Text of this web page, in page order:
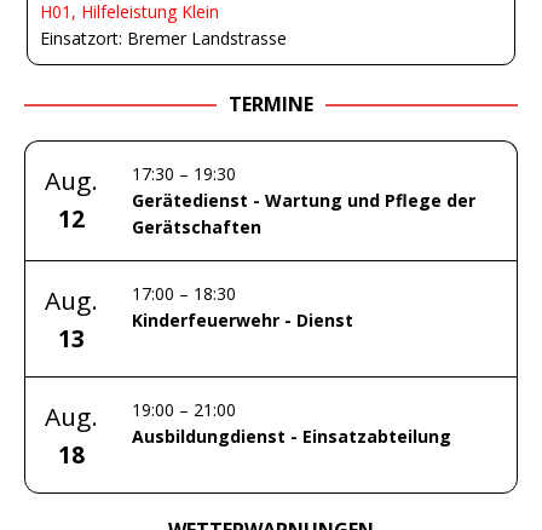
H01, Hilfeleistung Klein
Einsatzort: Bremer Landstrasse
TERMINE
Aug.
12
17:30 – 19:30
Gerätedienst - Wartung und Pflege der
Gerätschaften
Aug.
13
17:00 – 18:30
Kinderfeuerwehr - Dienst
Aug.
18
19:00 – 21:00
Ausbildungdienst - Einsatzabteilung